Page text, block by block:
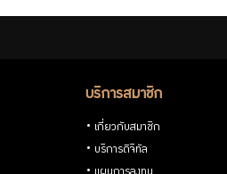
บริการสมาชิก
เกี่ยวกับสมาชิก
บริการดิจิทัล